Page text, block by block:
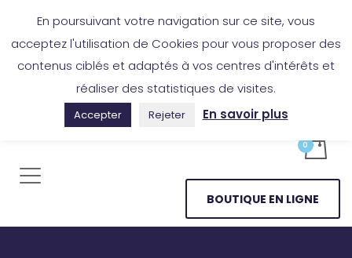
BOUTIQUE EN LIGNE
En poursuivant votre navigation sur ce site, vous
acceptez l'utilisation de Cookies pour vous proposer des
contenus ciblés et adaptés à vos centres d'intérêts et
réaliser des statistiques de visites.
Accepter Rejeter En savoir plus